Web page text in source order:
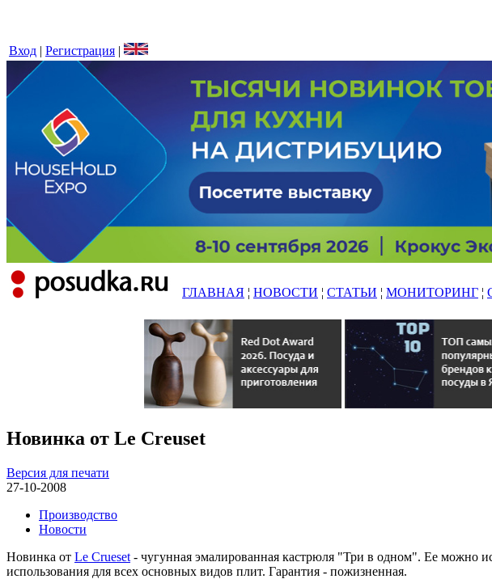
Вход | Регистрация |
ГЛАВНАЯ ¦ НОВОСТИ ¦ СТАТЬИ ¦ МОНИТОРИНГ ¦
Новинка от Le Creuset
Версия для печати
27-10-2008
Производство
Новости
Новинка от Le Crueset - чугунная эмалированная кастрюля "Три в одном". Ее можно
использования для всех основных видов плит. Гарантия - пожизненная.